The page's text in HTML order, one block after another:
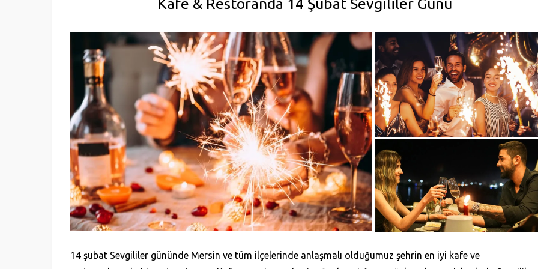
Kafe & Restoranda 14 Şubat Sevgililer Günü
14 şubat Sevgililer gününde Mersin ve tüm ilçelerinde anlaşmalı olduğumuz şehrin en iyi kafe ve